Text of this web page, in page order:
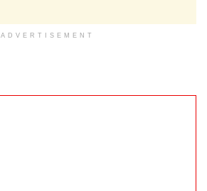
ADVERTISEMENT